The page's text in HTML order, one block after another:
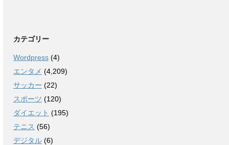
カテゴリー
Wordpress (4)
エンタメ (4,209)
サッカー (22)
スポーツ (120)
ダイエット (195)
テニス (56)
デジタル (6)